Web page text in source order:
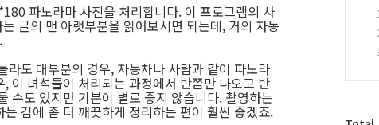
파노라마 사진을 처리합니다. 이 프로그램의 사
는 글의 맨 아랫부분을 읽어보시면 되는데, 거의 자동
라도 대부분의 경우, 자동차나 사람과 같이 파노라
이 녀석들이 처리되는 과정에서 반쯤만 나오고 반
수도 있지만 기분이 별로 좋지 않습니다. 촬영하는
김에 좀 더 깨끗하게 정리하는 편이 훨씬 좋겠죠.